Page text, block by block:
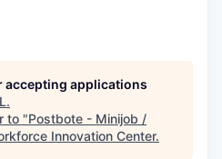
accepting applications
.
to "Postbote - Minijob /
Innovation Center.